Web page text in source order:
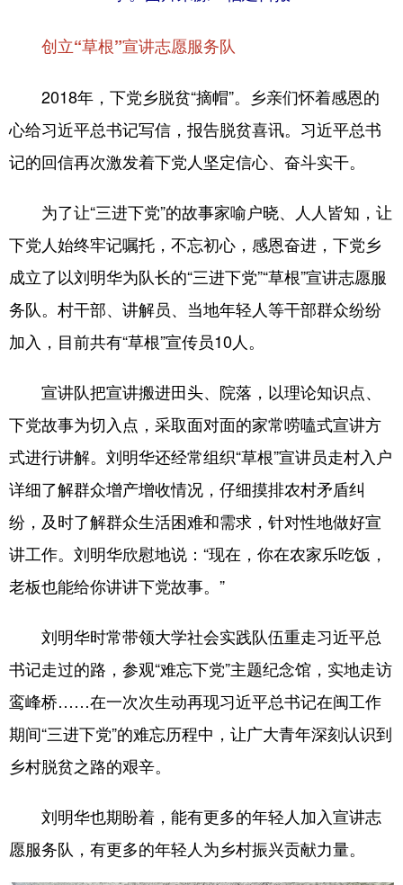
创立“草根”宣讲志愿服务队
2018年，下党乡脱贫“摘帽”。乡亲们怀着感恩的
心给习近平总书记写信，报告脱贫喜讯。习近平总书
记的回信再次激发着下党人坚定信心、奋斗实干。
为了让“三进下党”的故事家喻户晓、人人皆知，让
下党人始终牢记嘱托，不忘初心，感恩奋进，下党乡
成立了以刘明华为队长的“三进下党”“草根”宣讲志愿服
务队。村干部、讲解员、当地年轻人等干部群众纷纷
加入，目前共有“草根”宣传员10人。
宣讲队把宣讲搬进田头、院落，以理论知识点、
下党故事为切入点，采取面对面的家常唠嗑式宣讲方
式进行讲解。刘明华还经常组织“草根”宣讲员走村入户
详细了解群众增产增收情况，仔细摸排农村矛盾纠
纷，及时了解群众生活困难和需求，针对性地做好宣
讲工作。刘明华欣慰地说：“现在，你在农家乐吃饭，
老板也能给你讲讲下党故事。”
刘明华时常带领大学社会实践队伍重走习近平总
书记走过的路，参观“难忘下党”主题纪念馆，实地走访
鸾峰桥……在一次次生动再现习近平总书记在闽工作
期间“三进下党”的难忘历程中，让广大青年深刻认识到
乡村脱贫之路的艰辛。
刘明华也期盼着，能有更多的年轻人加入宣讲志
愿服务队，有更多的年轻人为乡村振兴贡献力量。